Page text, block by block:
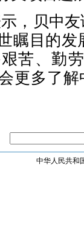
贝中友
瞩目的
苦、勤
更多了
中华人民共和